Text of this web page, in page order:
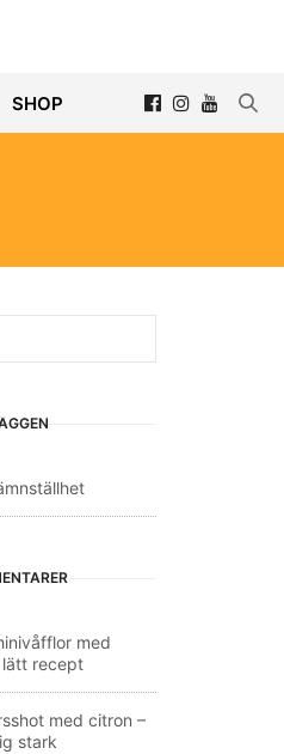
SHOP
med
recept
med citron –
stark